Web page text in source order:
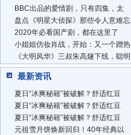
BBC出品的爱情剧，只有四集，太
盘点《明星大侦探》那些令人意难忘
2020年必看国产剧，都在这里了
小姐姐仿妆肖战，开始：又一个蹭热
《大明风华》三叔朱高燧下线，聪明
最新资讯
夏日“冰爽秘籍”被破解？舒适红豆
夏日“冰爽秘籍”被破解？舒适红豆
夏日“冰爽秘籍”被破解？舒适红豆
元祖雪月饼焕新回归！40年经典以